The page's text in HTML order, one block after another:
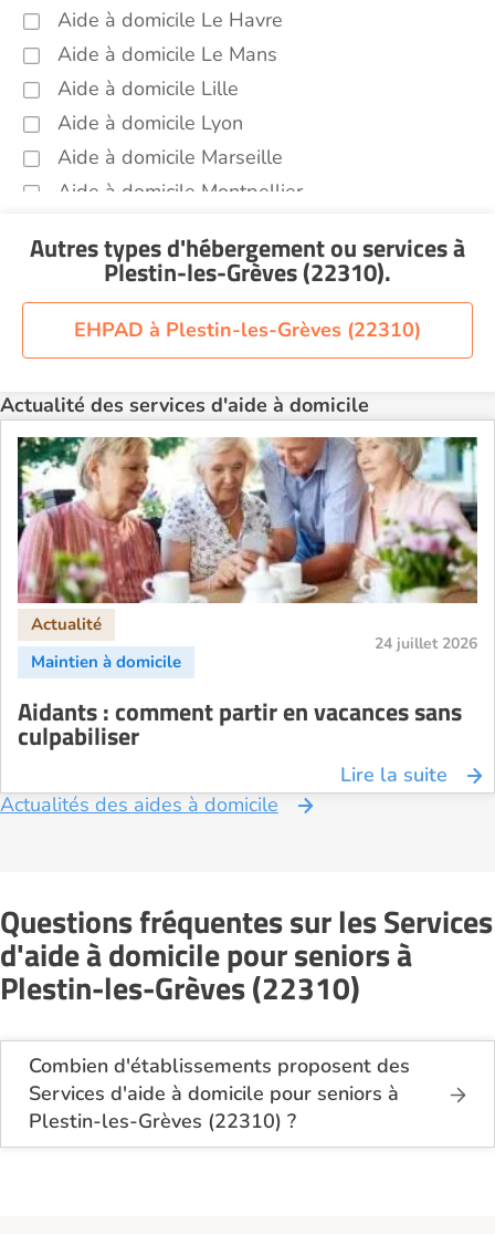
Aide à domicile Le Havre
Aide à domicile Le Mans
Aide à domicile Lille
Aide à domicile Lyon
Aide à domicile Marseille
Aide à domicile Montpellier
Aide à domicile Nice
Aide à domicile Orléans
Aide à domicile Paris
Aide à domicile Perpignan
Aide à domicile Rennes
Aide à domicile Saint-Etienne
Aide à domicile Toulouse
Recherche par ville
Autres types d'hébergement ou servicesà
Plestin-les-Grèves (22310).
EHPAD à Plestin-les-Grèves (22310)
Actualité des services d'aide à domicile
24 juillet 2026
Aidants : comment partir en vacances sans
culpabiliser
Lire la suite
Actualités des aides à domicile
Questions fréquentes sur les Services
d'aide à domicile pour seniors à
Plestin-les-Grèves (22310)
Combien d'établissements proposent des
Services d'aide à domicile pour seniors à
Plestin-les-Grèves (22310) ?
Sur le site Logement-seniors.com, on recense